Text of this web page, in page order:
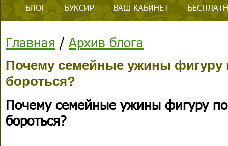
БЛОГ БУКСИР ВАШ КАБИНЕТ
Главная / Архив блога
Почему семейные ужины фигуру
бороться?
Почему семейные ужины фигуру
бороться?